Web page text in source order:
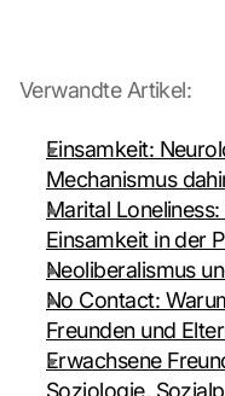
Verwandte Artikel:
Einsamkeit:
Mechanismus
Marital
Einsamkeit in der
Neoliberalismus
No Contact:
Freunden und
Erwachsene
Soziologie,
e
t
o
G
o
g
l
e
a